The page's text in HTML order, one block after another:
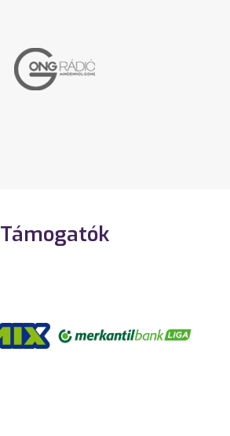
Támogatók